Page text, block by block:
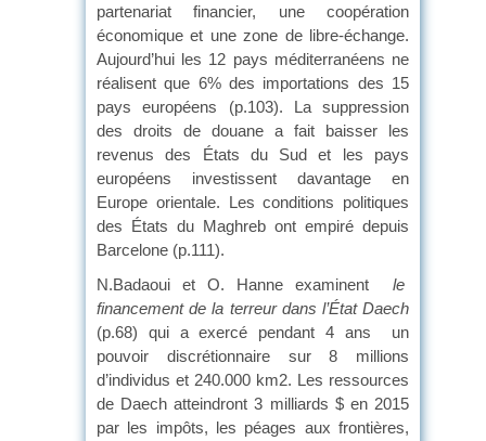
partenariat financier, une coopération
économique et une zone de libre-échange.
Aujourd’hui les 12 pays méditerranéens ne
réalisent que 6% des importations des 15
pays européens (p.103). La suppression
des droits de douane a fait baisser les
revenus des États du Sud et les pays
européens investissent davantage en
Europe orientale. Les conditions politiques
des États du Maghreb ont empiré depuis
Barcelone (p.111).
N.Badaoui et O. Hanne examinent le
financement de la terreur dans l’État Daech
(p.68) qui a exercé pendant 4 ans un
pouvoir discrétionnaire sur 8 millions
d’individus et 240.000 km2. Les ressources
de Daech atteindront 3 milliards $ en 2015
par les impôts, les péages aux frontières,